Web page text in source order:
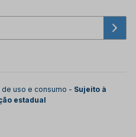
uso e consumo - Sujeito à
estadual